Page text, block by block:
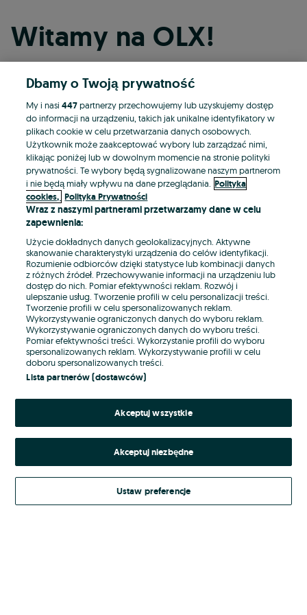
Witamy na OLX!
Kontynuuj przez Facebooka
Kontynuuj przez konto Apple
Kontynuuj przez konto Google
LUB
E-mail
Hasło
Nie pamiętasz hasła?
Zaloguj się
Kontynuując za pośrednictwem jednego z dostawców wskazanych powyżej,
Regulamin serwisuOLX.pl w jego aktualnym brzmieniu.
Dbamy o Twoją prywatność
My i nasi447partnerzy przechowujemy lub uzyskujemy dostęp
do informacji na urządzeniu, takich jak unikalne identyfikatory w
plikach cookie w celu przetwarzania danych osobowych.
Użytkownik może zaakceptować wybory lub zarządzać nimi,
klikając poniżej lub w dowolnym momencie na stronie polityki
prywatności. Te wybory będą sygnalizowane naszym partnerom
i nie będą miały wpływu na dane przeglądania. Polityka
cookies, Polityka Prywatności
Wraz z naszymi partnerami przetwarzamy dane w celu
zapewnienia:
Użycie dokładnych danych geolokalizacyjnych. Aktywne
skanowanie charakterystyki urządzenia do celów identyfikacji.
Rozumienie odbiorców dzięki statystyce lub kombinacji danych
z różnych źródeł. Przechowywanie informacji na urządzeniu lub
dostęp do nich. Pomiar efektywności reklam. Rozwój i
ulepszanie usług. Tworzenie profili w celu personalizacji treści.
Tworzenie profili w celu spersonalizowanych reklam.
Wykorzystywanie ograniczonych danych do wyboru reklam.
Wykorzystywanie ograniczonych danych do wyboru treści.
Pomiar efektywności treści. Wykorzystanie profili do wyboru
spersonalizowanych reklam. Wykorzystywanie profili w celu
doboru spersonalizowanych treści.
Lista partnerów (dostawców)
Akceptuj wszystkie
Akceptuj niezbędne
Ustaw preferencje